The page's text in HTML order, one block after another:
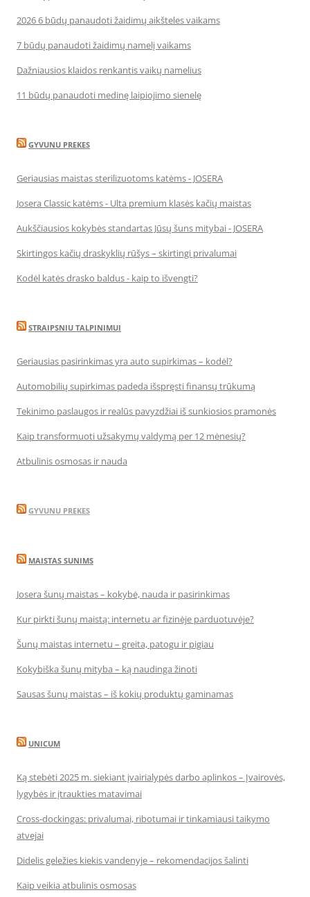
2026 6 būdų panaudoti žaidimų aikšteles vaikams
7 būdų panaudoti žaidimų namelį vaikams
Dažniausios klaidos renkantis vaikų namelius
11 būdų panaudoti medinę laipiojimo sienelę
GYVUNU PREKES
Geriausias maistas sterilizuotoms katėms - JOSERA
Josera Classic katėms - Ulta premium klasės kačių maistas
Aukščiausios kokybės standartas Jūsų šuns mitybai - JOSERA
Skirtingos kačių draskyklių rūšys – skirtingi privalumai
Kodėl katės drasko baldus - kaip to išvengti?
STRAIPSNIU TALPINIMUI
Geriausias pasirinkimas yra auto supirkimas – kodėl?
Automobilių supirkimas padeda išspręsti finansų trūkumą
Tekinimo paslaugos ir realūs pavyzdžiai iš sunkiosios pramonės
Kaip transformuoti užsakymų valdymą per 12 mėnesių?
Atbulinis osmosas ir nauda
GYVUNU PREKES
MAISTAS SUNIMS
Josera šunų maistas – kokybė, nauda ir pasirinkimas
Kur pirkti šunų maistą: internetu ar fizinėje parduotuvėje?
Šunų maistas internetu – greita, patogu ir pigiau
Kokybiška šunų mityba – ką naudinga žinoti
Sausas šunų maistas – iš kokių produktų gaminamas
UNICUM
Ką stebėti 2025 m. siekiant įvairialypės darbo aplinkos – Įvairovės,
lygybės ir įtraukties matavimai
Cross-dockingas: privalumai, ribotumai ir tinkamiausi taikymo
atvejai
Didelis geležies kiekis vandenyje – rekomendacijos šalinti
Kaip veikia atbulinis osmosas